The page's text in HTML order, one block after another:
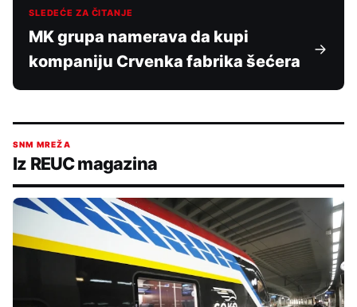
SLEDEĆE ZA ČITANJE
MK grupa namerava da kupi
kompaniju Crvenka fabrika šećera
SNM MREŽA
Iz REUC magazina